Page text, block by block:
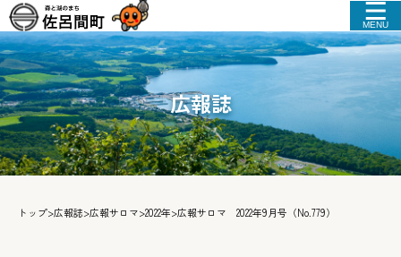
MENU
広報誌
トップ>広報誌>広報サロマ>2022年>広報サロマ 2022年9月号（No.779）